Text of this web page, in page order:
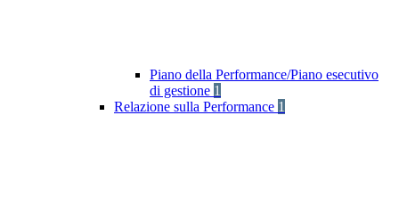
Piano della Performance/Piano esecutivo
di gestione 1
Relazione sulla Performance 1